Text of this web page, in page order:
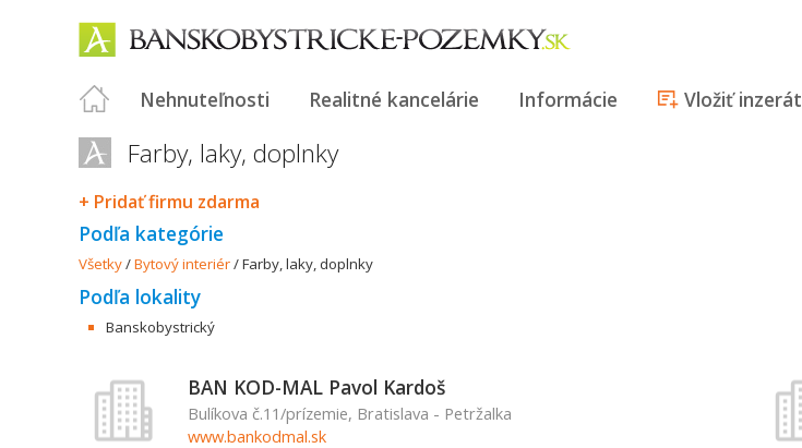
Nehnuteľnosti Realitné kancelárie Informácie Vložiť inzerát
Farby, laky, doplnky
+ Pridať firmu zdarma
Podľa kategórie
Všetky/Bytový interiér/Farby, laky, doplnky
Podľa lokality
Banskobystrický
BAN KOD-MAL Pavol Kardoš
Bulíkova č.11/prízemie, Bratislava - Petržalka
www.bankodmal.sk